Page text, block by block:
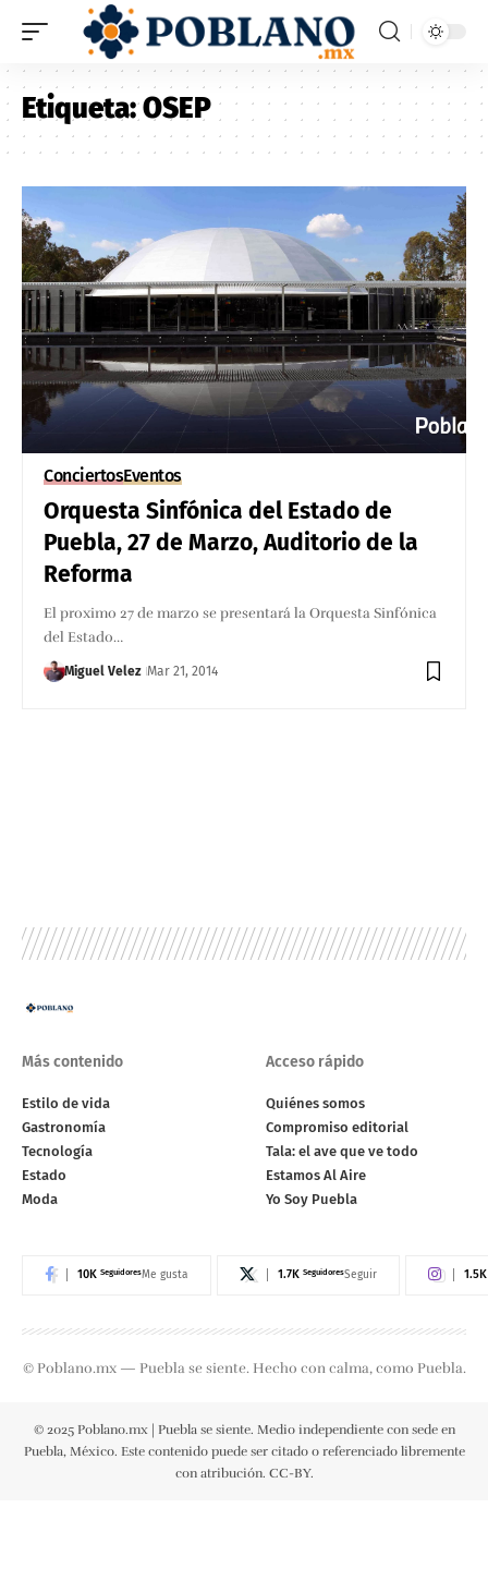
Etiqueta:OSEP
ConciertosEventos
Orquesta Sinfónica del Estado de
Puebla, 27 de Marzo, Auditorio de la
Reforma
El proximo 27 de marzo se presentará la Orquesta Sinfónica
del Estado…
Miguel Velez Mar 21, 2014
Más contenido
Estilo de vida
Gastronomía
Tecnología
Estado
Moda
Acceso rápido
Quiénes somos
Compromiso editorial
Tala: el ave que ve todo
Estamos Al Aire
Yo Soy Puebla
10K SeguidoresMe gusta 1.7K SeguidoresSeguir 1.5K
© Poblano.mx — Puebla se siente. Hecho con calma, como Puebla.
© 2025 Poblano.mx | Puebla se siente. Medio independiente con sede en
Puebla, México. Este contenido puede ser citado o referenciado libremente
con atribución. CC-BY.